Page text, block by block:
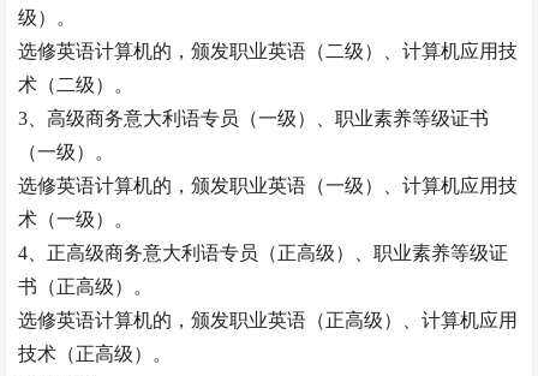
级）。
选修英语计算机的，颁发职业英语（二级）、计算机应用技
术（二级）。
3、高级商务意大利语专员 （一级）、职业素养等级证书
（一级）。
选修英语计算机的，颁发职业英语（一级）、计算机应用技
术（一级）。
4、正高级商务意大利语专员 （正高级）、职业素养等级证
书（正高级）。
选修英语计算机的，颁发职业英语（正高级）、计算机应用
技术（正高级）。